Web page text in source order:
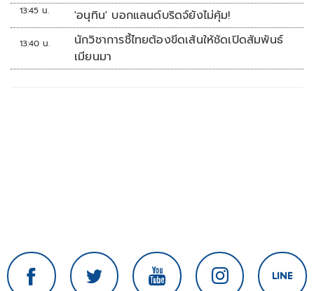
13:45 น. 'อนุทิน' บอกแลนด์บริดจ์ยังไม่คุ้ม!
13:40 น.
นักวิชาการชี้ไทยต้องขีดเส้นให้ชัดเปิดสัมพันธ์
เมียนมา